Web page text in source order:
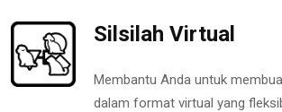
Silsilah Virtual
Membantu Anda untuk
dalam format virtual yang